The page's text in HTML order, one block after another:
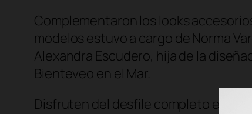
Complementaron los looks
modelos estuvo a cargo de Norma
Alexandra Escudero, hija de la
Bienteveo en el Mar.
Disfruten del desfile completo en el